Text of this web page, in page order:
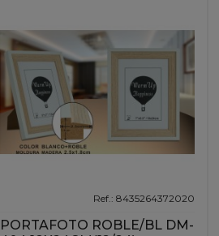
Ref.: 8435264372020
PORTAFOTO ROBLE/BL DM-